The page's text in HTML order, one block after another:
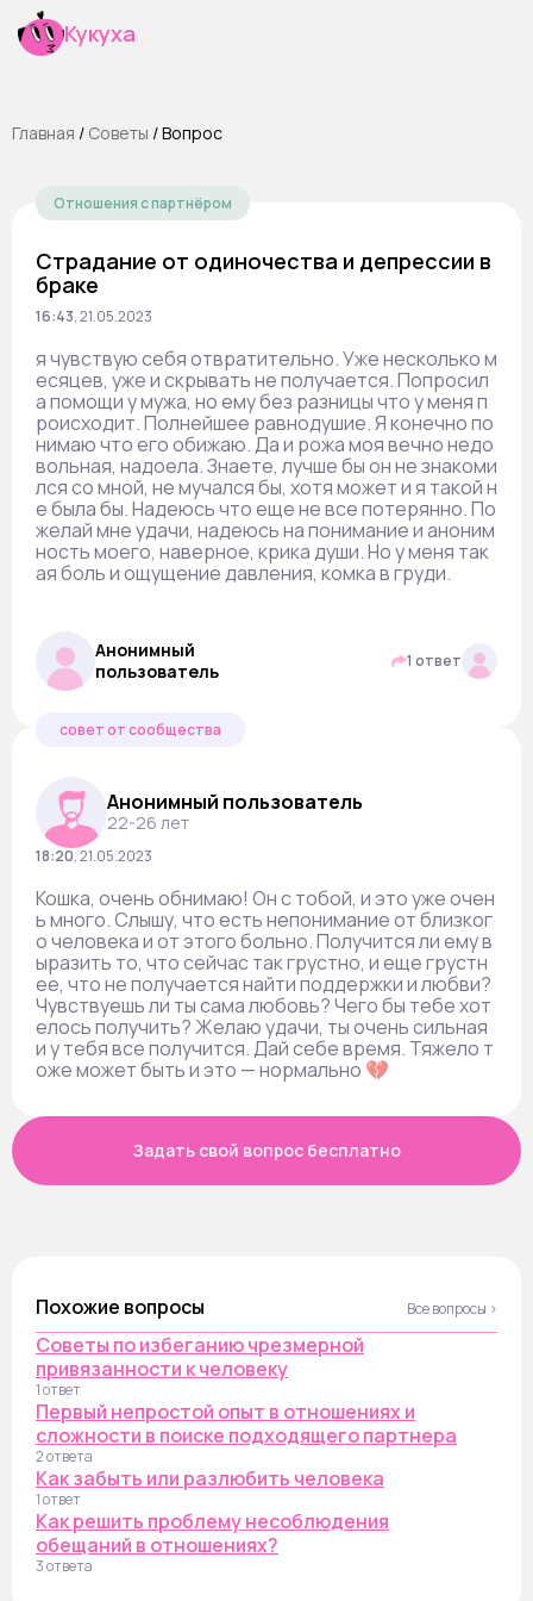
Кукуха
Главная / Cоветы /Вопрос
Отношения с партнёром
Страдание от одиночества и депрессии в
браке
16:43,21.05.2023
я чувствую себя отвратительно. Уже несколько м
есяцев, уже и скрывать не получается. Попросил
а помощи у мужа, но ему без разницы что у меня п
роисходит. Полнейшее равнодушие. Я конечно по
нимаю что его обижаю. Да и рожа моя вечно недо
вольная, надоела. Знаете, лучше бы он не знакоми
лся со мной, не мучался бы, хотя может и я такой н
е была бы. Надеюсь что еще не все потерянно. По
желай мне удачи, надеюсь на понимание и аноним
ность моего, наверное, крика души. Но у меня так
ая боль и ощущение давления, комка в груди.
Анонимный
пользователь
1 ответ
совет от сообщества
Анонимный пользователь
22-26 лет
18:20,21.05.2023
Кошка, очень обнимаю! Он с тобой, и это уже очен
ь много. Слышу, что есть непонимание от близког
о человека и от этого больно. Получится ли ему в
ыразить то, что сейчас так грустно, и еще грустн
ее, что не получается найти поддержки и любви?
Чувствуешь ли ты сама любовь? Чего бы тебе хот
елось получить? Желаю удачи, ты очень сильная
и у тебя все получится. Дай себе время. Тяжело т
оже может быть и это — нормально 💔
Задать свой вопрос бесплатно
Похожие вопросы Все вопросы ›
Советы по избеганию чрезмерной
привязанности к человеку
1 ответ
Первый непростой опыт в отношениях и
сложности в поиске подходящего партнера
2 ответа
Как забыть или разлюбить человека
1 ответ
Как решить проблему несоблюдения
обещаний в отношениях?
3 ответа